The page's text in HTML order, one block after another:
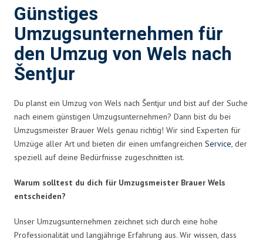
Günstiges
Umzugsunternehmen für
den Umzug von Wels nach
Šentjur
Du planst ein Umzug von Wels nach Šentjur und bist auf der Suche
nach einem günstigen Umzugsunternehmen? Dann bist du bei
Umzugsmeister Brauer Wels genau richtig! Wir sind Experten für
Umzüge aller Art und bieten dir einen umfangreichen Service, der
speziell auf deine Bedürfnisse zugeschnitten ist.
Warum solltest du dich für Umzugsmeister Brauer Wels
entscheiden?
Unser Umzugsunternehmen zeichnet sich durch eine hohe
Professionalität und langjährige Erfahrung aus. Wir wissen, dass